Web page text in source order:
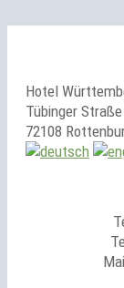
Hotel
Tübinger
72108